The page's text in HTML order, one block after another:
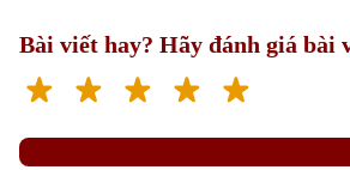
Bài viết hay? Hãy đánh giá bài